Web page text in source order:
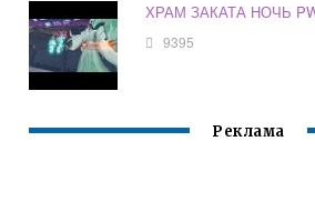
ХРАМ ЗАКАТА НОЧЬ
9395
Реклама